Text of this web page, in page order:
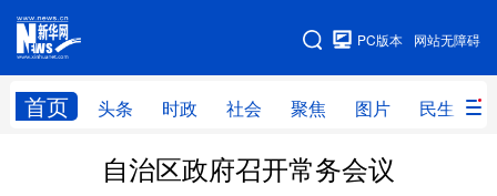
网站无障碍
PC版本
首页 头条 时政 社会 聚焦 图片 民生
网站地图
时政 社会
自治区政府召开常务会议